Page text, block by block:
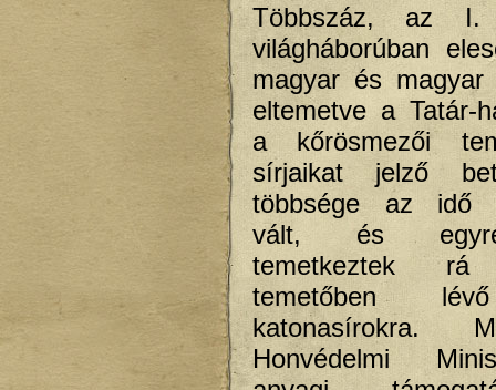
Többszáz, az
világháborúban
magyar és magyar
eltemetve a Tatár-
a kőrösmezői
sírjaikat jelző
többsége az idő
vált, és
temetkeztek
temetőben
katonasírokra.
Honvédelmi